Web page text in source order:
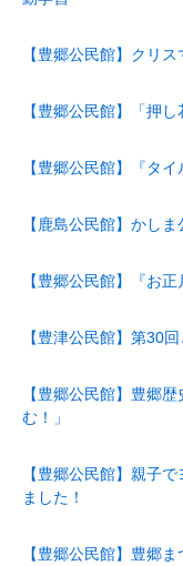
【豊郷公民館】クリ
【豊郷公民館】「押
【豊郷公民館】『タ
【鹿島公民館】かし
【豊郷公民館】『お
【豊津公民館】第30
【豊郷公民館】豊郷
む！」
【豊郷公民館】親子
ました！
【豊郷公民館】豊郷